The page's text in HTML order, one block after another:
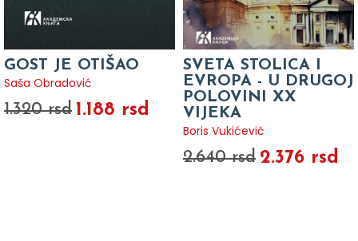
GOST JE OTIŠAO
Saša Obradović
1.320 rsd 1.188 rsd
SVETA STOLICA I
EVROPA - U DRUGOJ
POLOVINI XX
VIJEKA
Boris Vukićević
2.640 rsd 2.376 rsd